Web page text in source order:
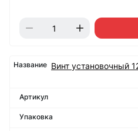
Винт установочный